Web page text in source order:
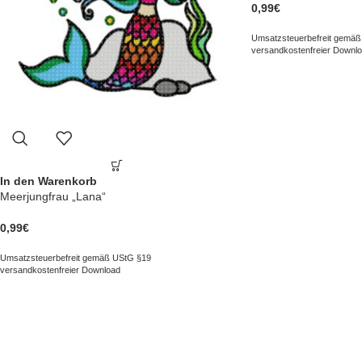
In den Warenkorb
Meerjungfrau „Lana“
0,99€
Umsatzsteuerbefreit gemäß UStG §19
versandkostenfreier Download
0,99€
Umsatzsteuerbefreit
versandkostenfreier